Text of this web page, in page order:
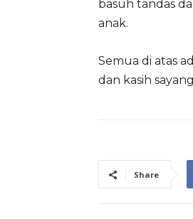
basuh tandas
anak.
Semua di atas
dan kasih
Share